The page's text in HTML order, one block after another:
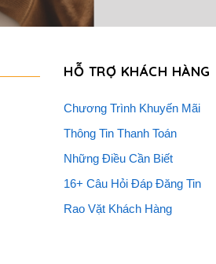
HỖ TRỢ KHÁCH HÀNG
Chương Trình Khuyến Mãi
Thông Tin Thanh Toán
Những Điều Cần Biết
16+ Câu Hỏi Đáp Đăng Tin
Rao Vặt Khách Hàng